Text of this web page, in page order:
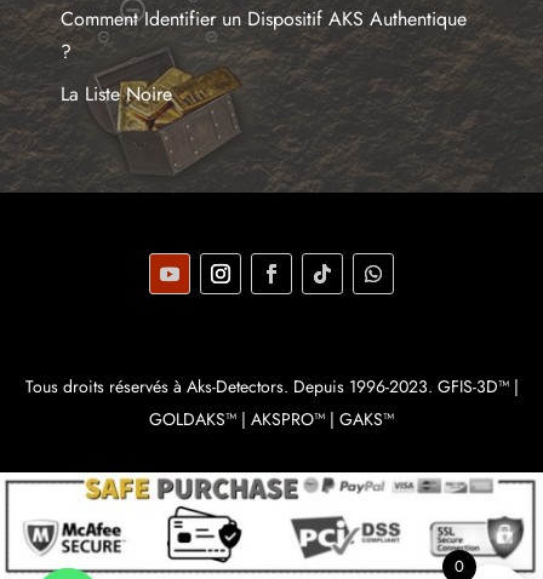
Comment Identifier un Dispositif AKS Authentique
?
La Liste Noire
Tous droits réservés à Aks-Detectors. Depuis 1996-2023. GFIS-3D™ |
GOLDAKS™ | AKSPRO™ | GAKS™
0